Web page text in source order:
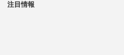
注目情報